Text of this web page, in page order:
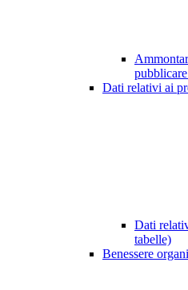
Dati relativi ai
Dati
tabelle)
Benessere